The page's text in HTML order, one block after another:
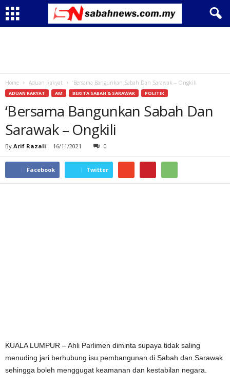
Home Aduan Rakyat ‘Bersama Bangunkan Sabah Dan Sarawak – Ongkili
ADUAN RAKYAT AM BERITA SABAH & SARAWAK POLITIK
‘Bersama Bangunkan Sabah Dan
Sarawak – Ongkili
By Arif Razali - 16/11/2021 0
Facebook Twitter
KUALA LUMPUR – Ahli Parlimen diminta supaya tidak saling
menuding jari berhubung isu pembangunan di Sabah dan Sarawak
sehingga boleh menggugat keamanan dan kestabilan negara.